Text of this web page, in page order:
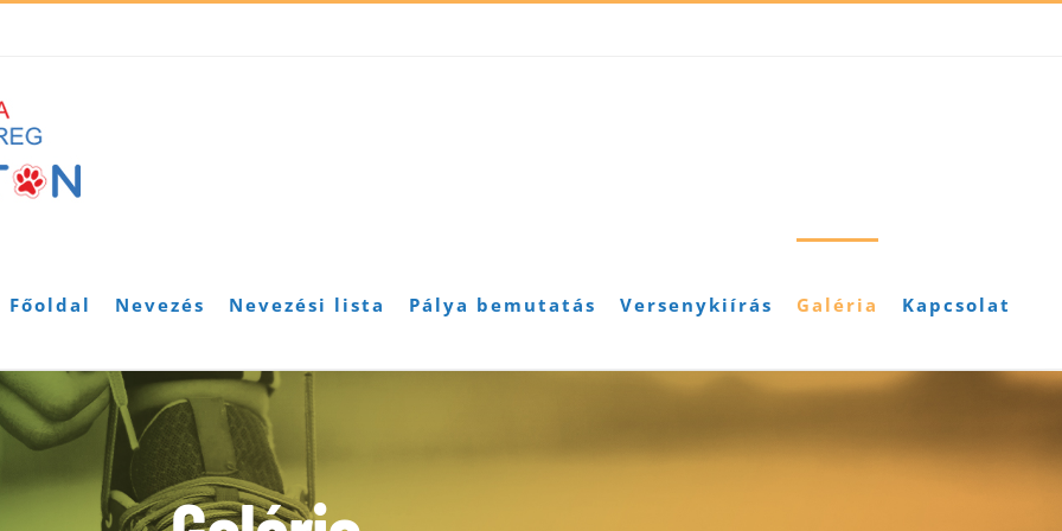
Főoldal Nevezés Nevezési lista Pálya bemutatás Versenykiírás Galéria Kapcsolat